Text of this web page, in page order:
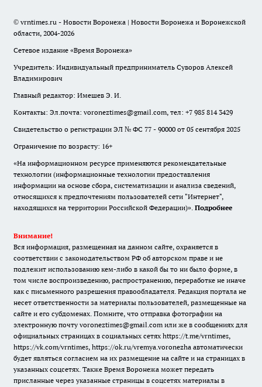
© vrntimes.ru - Новости Воронежа | Новости Воронежа и Воронежской
области, 2004-2026
Сетевое издание «Время Воронежа»
Учредитель: Индивидуальный предприниматель Суворов Алексей
Владимирович
Главный редактор: Имешев Э. И.
Контакты: Эл.почта: voroneztimes@gmail.com, тел: +7 985 814 3429
Свидетельство о регистрации ЭЛ № ФС 77 - 90000 от 05 сентября 2025
Ограничение по возрасту: 16+
«На информационном ресурсе применяются рекомендательные
технологии (информационные технологии предоставления
информации на основе сбора, систематизации и анализа сведений,
относящихся к предпочтениям пользователей сети "Интернет",
находящихся на территории Российской Федерации)». Подробнее
Внимание!
Вся информация, размещенная на данном сайте, охраняется в
соответствии с законодательством РФ об авторском праве и не
подлежит использованию кем-либо в какой бы то ни было форме, в
том числе воспроизведению, распространению, переработке не иначе
как с письменного разрешения правообладателя. Редакция портала не
несет ответственности за материалы пользователей, размещенные на
сайте и его субдоменах. Помните, что отправка фотографии на
электронную почту voroneztimes@gmail.com или же в сообщениях для
официальных страницах в социальных сетях https://t.me/vrntimes,
https://vk.com/vrntimes, https://ok.ru/vremya.voronezha автоматически
будет являться согласием на их размещение на сайте и на страницах в
указанных соцсетях. Также Время Воронежа может передать
присланные через указанные страницы в соцсетях материалы в